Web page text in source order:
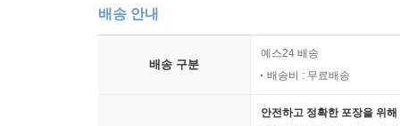
배송 안내
배송 구분
예스24 배송
배송비 : 무료배송
안전하고 정확한 포장을 위